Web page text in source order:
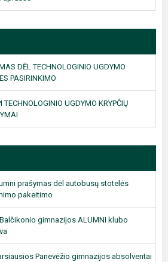
DĖL TECHNOLOGINIO UGDYMO
PASIRINKIMO
TECHNOLOGINIO UGDYMO KRYPČIŲ
prašymas dėl autobusų stotelės
pakeitimo
gimnazijos ALUMNI klubo
Panevėžio gimnazijos absolventai